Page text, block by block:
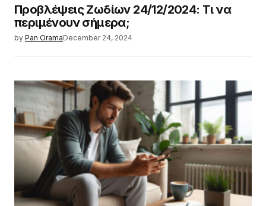
Προβλέψεις Ζωδίων 24/12/2024: Τι να
περιμένουν σήμερα;
by Pan OramaDecember 24, 2024